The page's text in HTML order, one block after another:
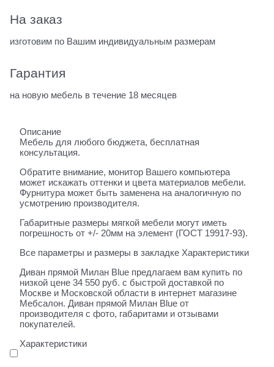
На заказ
изготовим по Вашим индивидуальным размерам
Гарантия
на новую мебель в течение 18 месяцев
Описание
Мебель для любого бюджета, бесплатная
консультация.
Обратите внимание, монитор Вашего компьютера
может искажать оттенки и цвета материалов мебели.
Фурнитура может быть заменена на аналогичную по
усмотрению производителя.
Габаритные размеры мягкой мебели могут иметь
погрешность от +/- 20мм на элемент (ГОСТ 19917-93).
Все параметры и размеры в закладке Характеристики
Диван прямой Милан Blue предлагаем вам купить по
низкой цене 34 550 руб. с быстрой доставкой по
Москве и Московской области в интернет магазине
Мебсалон. Диван прямой Милан Blue от
производителя с фото, габаритами и отзывами
покупателей.
Характеристики